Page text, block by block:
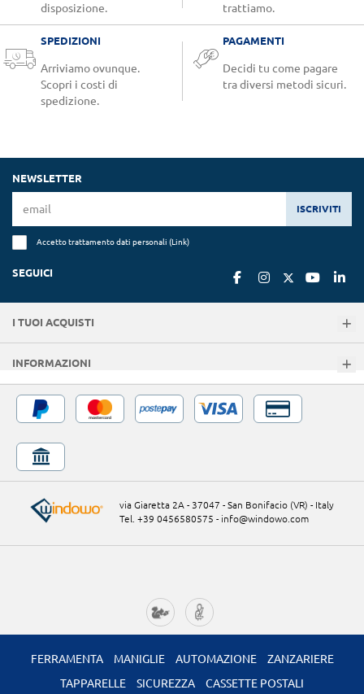
disposizione.
trattiamo.
SPEDIZIONI
Arriviamo ovunque.
Scopri i costi di
spedizione.
PAGAMENTI
Decidi tu come pagare
tra diversi metodi sicuri.
NEWSLETTER
ISCRIVITI
Accetto trattamento dati personali (Link)
SEGUICI
I TUOI ACQUISTI
INFORMAZIONI
via Giaretta 2A - 37047 - San Bonifacio (VR) - Italy
Tel. +39 0456580575 - info@windowo.com
FERRAMENTA MANIGLIE AUTOMAZIONE
ZANZARIERE
TAPPARELLE
SICUREZZA CASSETTE POSTALI